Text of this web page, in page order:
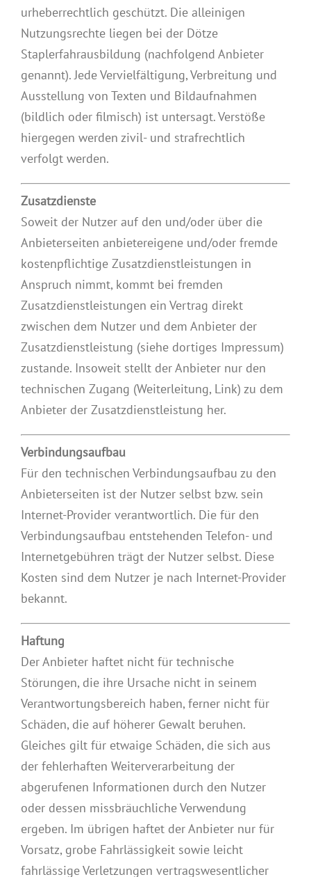
urheberrechtlich geschützt. Die alleinigen
Nutzungsrechte liegen bei der Dötze
Staplerfahrausbildung (nachfolgend Anbieter
genannt). Jede Vervielfältigung, Verbreitung und
Ausstellung von Texten und Bildaufnahmen
(bildlich oder filmisch) ist untersagt. Verstöße
hiergegen werden zivil- und strafrechtlich
verfolgt werden.
Zusatzdienste
Soweit der Nutzer auf den und/oder über die
Anbieterseiten anbietereigene und/oder fremde
kostenpflichtige Zusatzdienstleistungen in
Anspruch nimmt, kommt bei fremden
Zusatzdienstleistungen ein Vertrag direkt
zwischen dem Nutzer und dem Anbieter der
Zusatzdienstleistung (siehe dortiges Impressum)
zustande. Insoweit stellt der Anbieter nur den
technischen Zugang (Weiterleitung, Link) zu dem
Anbieter der Zusatzdienstleistung her.
Verbindungsaufbau
Für den technischen Verbindungsaufbau zu den
Anbieterseiten ist der Nutzer selbst bzw. sein
Internet-Provider verantwortlich. Die für den
Verbindungsaufbau entstehenden Telefon- und
Internetgebühren trägt der Nutzer selbst. Diese
Kosten sind dem Nutzer je nach Internet-Provider
bekannt.
Haftung
Der Anbieter haftet nicht für technische
Störungen, die ihre Ursache nicht in seinem
Verantwortungsbereich haben, ferner nicht für
Schäden, die auf höherer Gewalt beruhen.
Gleiches gilt für etwaige Schäden, die sich aus
der fehlerhaften Weiterverarbeitung der
abgerufenen Informationen durch den Nutzer
oder dessen missbräuchliche Verwendung
ergeben. Im übrigen haftet der Anbieter nur für
Vorsatz, grobe Fahrlässigkeit sowie leicht
fahrlässige Verletzungen vertragswesentlicher